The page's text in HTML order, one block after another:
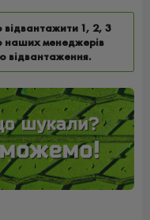
1, 2, 3
наших менеджерів
відвантаження.